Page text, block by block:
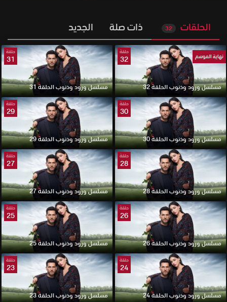
الحلقات 32 ذات صلة الجديد
نهاية الموسم
حلقة
32
مسلسل ورود وذنوب الحلقة 32
حلقة
31
مسلسل ورود وذنوب الحلقة 31
حلقة
30
مسلسل ورود وذنوب الحلقة 30
حلقة
29
مسلسل ورود وذنوب الحلقة 29
حلقة
28
مسلسل ورود وذنوب الحلقة 28
حلقة
27
مسلسل ورود وذنوب الحلقة 27
حلقة
26
مسلسل ورود وذنوب الحلقة 26
حلقة
25
مسلسل ورود وذنوب الحلقة 25
حلقة
24
مسلسل ورود وذنوب الحلقة 24
حلقة
23
مسلسل ورود وذنوب الحلقة 23